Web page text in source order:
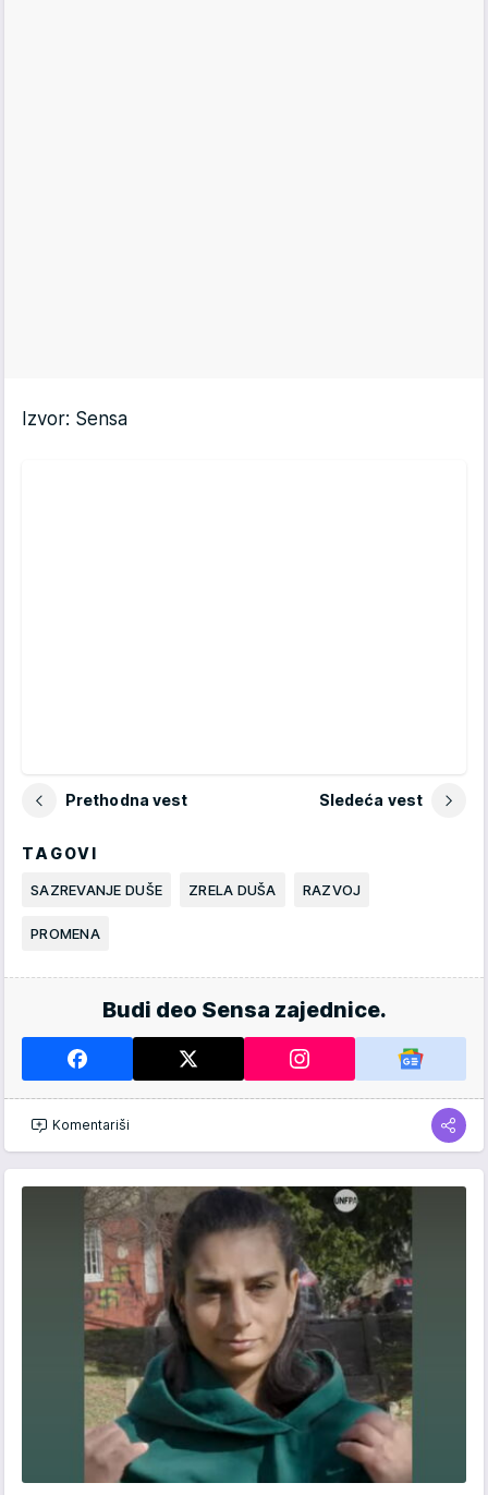
Izvor: Sensa
Prethodna vest Sledeća vest
TAGOVI
SAZREVANJE DUŠE ZRELA DUŠA RAZVOJ
PROMENA
Budi deo Sensa zajednice.
Komentariši